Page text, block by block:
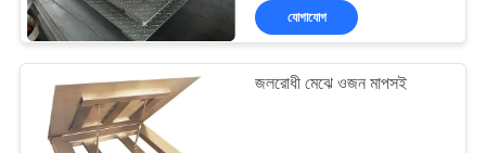
যোগাযোগ
জলরোধী মেঝে ওজন মাপসই